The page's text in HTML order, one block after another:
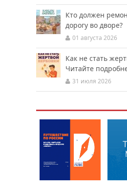
Кто должен
дорогу во дворе?
01 августа 2026
Как не стать
Читайте
31 июля 2026